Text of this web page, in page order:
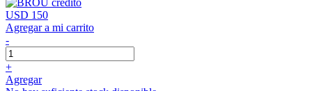
USD 150
Agregar a mi carrito
-
+
Agregar